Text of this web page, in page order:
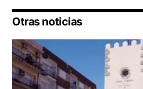
Otras noticias